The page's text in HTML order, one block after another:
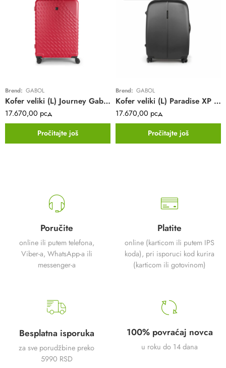
Brend: GABOL
Kofer veliki (L) Journey Gabol | crveni | proširivi | ABS
17.670,00 рсд
Pročitajte još
Brend: GABOL
Kofer veliki (L) Paradise XP Gabol | sivi | proširivi | ABS
17.670,00 рсд
Pročitajte još
Poručite
online ili putem telefona,
Viber-a, WhatsApp-a ili
messenger-a
Platite
online (karticom ili putem IPS
koda), pri isporuci kod kurira
(karticom ili gotovinom)
Besplatna isporuka
za sve porudžbine preko
5990 RSD
100% povraćaj novca
u roku do 14 dana